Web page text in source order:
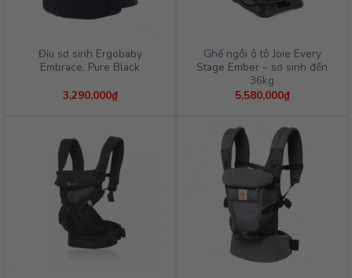
Địu sơ sinh Ergobaby
Embrace, Pure Black
3,290,000₫
Ghế ngồi ô tô Joie Every
Stage Ember – sơ sinh đến
36kg
5,580,000₫